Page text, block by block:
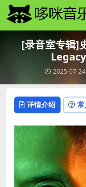
[录音室专辑]
2025-07-24
详情介绍